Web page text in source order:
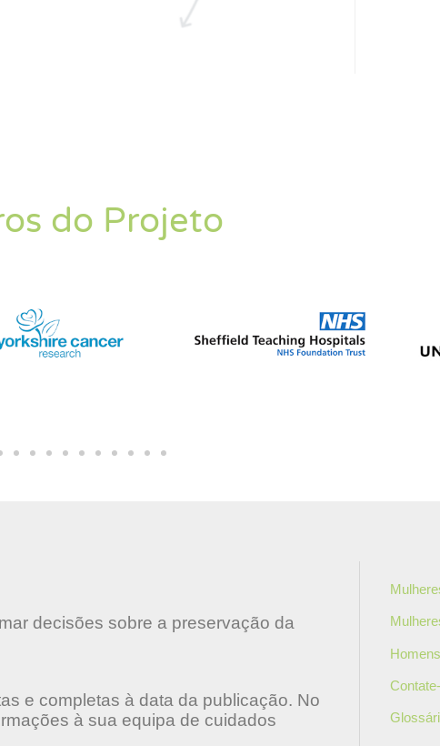
do Projeto
decisões sobre a preservação da
e completas à data da publicação. No
à sua equipa de cuidados